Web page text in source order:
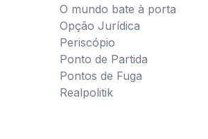
O mundo bate à porta
Opção Jurídica
Periscópio
Ponto de Partida
Pontos de Fuga
Realpolitik